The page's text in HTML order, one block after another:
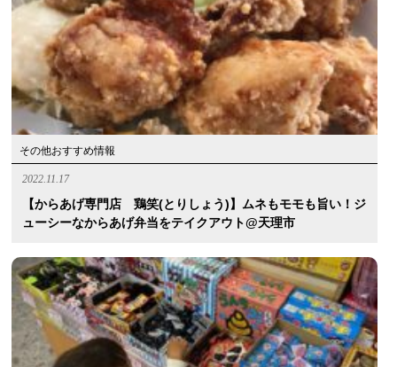
その他おすすめ情報
2022.11.17
【からあげ専門店 鶏笑(とりしょう)】ムネもモモも旨い！ジ
ューシーなからあげ弁当をテイクアウト@天理市